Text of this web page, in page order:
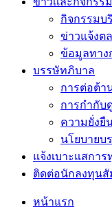
กิจกรรม
ข่าวแจ้งต
ข้อมูลทาง
บรรษัทภิบาล
การต่อต้า
การกำกับ
ความยั่งยื
นโยบายบ
แจ้งเบาะแสกา
ติดต่อนักลงทุน
หน้าแรก